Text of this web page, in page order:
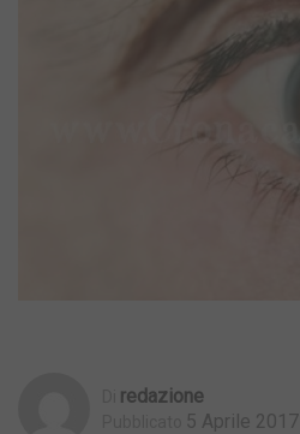
Redazione
5 Aprile 2017